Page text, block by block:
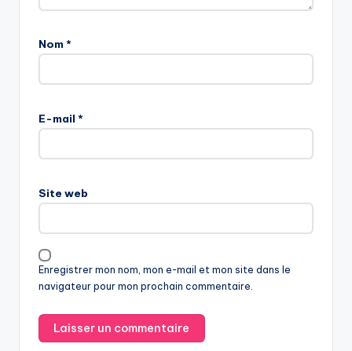
Nom *
E-mail *
Site web
Enregistrer mon nom, mon e-mail et mon site dans le
navigateur pour mon prochain commentaire.